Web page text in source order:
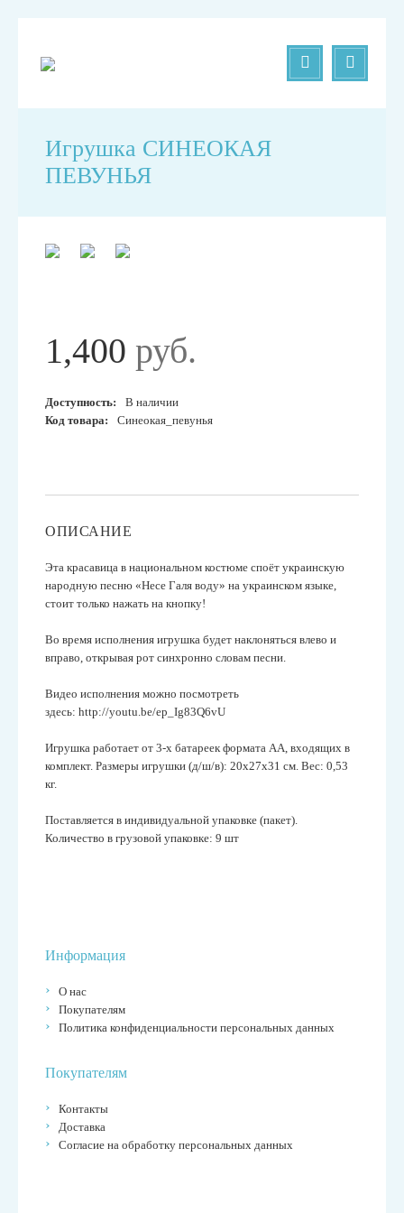
Игрушка СИНЕОКАЯ
ПЕВУНЬЯ
1,400 руб.
Доступность:
В наличии
Код товара:
Синеокая_певунья
ОПИСАНИЕ
Эта красавица в национальном костюме споёт украинскую
народную песню «Несе Галя воду» на украинском языке,
стоит только нажать на кнопку!
Во время исполнения игрушка будет наклоняться влево и
вправо, открывая рот синхронно словам песни.
Видео исполнения можно посмотреть
здесь: http://youtu.be/ep_Ig83Q6vU
Игрушка работает от 3-х батареек формата АА, входящих в
комплект. Размеры игрушки (д/ш/в): 20х27х31 см. Вес: 0,53
кг.
Поставляется в индивидуальной упаковке (пакет).
Количество в грузовой упаковке: 9 шт
Информация
О нас
Покупателям
Политика конфиденциальности персональных данных
Покупателям
Контакты
Доставка
Согласие на обработку персональных данных